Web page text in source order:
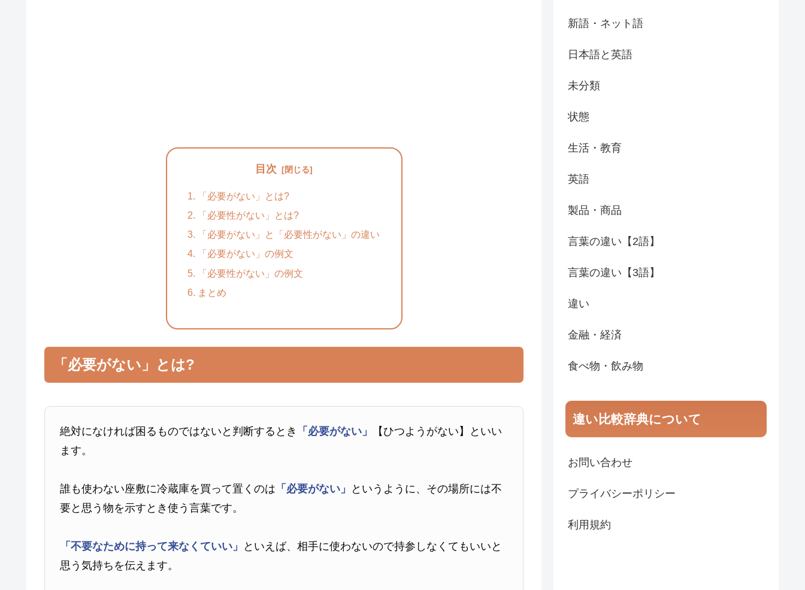
目次
「必要がない」とは?
「必要性がない」とは?
「必要がない」と「必要性がない」の違い
「必要がない」の例文
「必要性がない」の例文
まとめ
「必要がない」とは?
絶対になければ困るものではないと判断するとき 「必要がない」
【ひつようがない】といい
ます。
誰も使わない座敷に冷蔵庫を買って置くのは 「必要がない」
というように、その場所には不
要と思う物を示すとき使う言葉です。
「不要なために持って来なくていい」
といえば、相手に使わないので持参しなくてもいいと
思う気持ちを伝えます。
新語・ネット語
日本語と英語
未分類
状態
生活・教育
英語
製品・商品
言葉の違い【2語】
言葉の違い【3語】
違い
金融・経済
食べ物・飲み物
違い比較辞典について
お問い合わせ
プライバシーポリシー
利用規約